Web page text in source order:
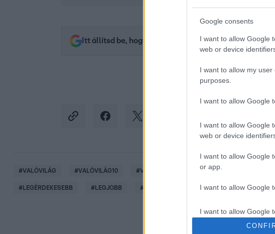
Google consents
I want to allow Google
web or device
I want to allow my
purposes.
I want to allow Google
I want to allow Google
web or device
I want to allow Google
or app.
I want to allow Google
I want to allow Google
authentication
Itt állítsd be, hogy az RTL.hu az elsők között legyen
#VALÓVILÁG #VALÓVILÁG10 #VALÓVILÁG10 POWERED BY BIG BROTHER
# LEGÉRDEKESEBB # LEGJOBB #